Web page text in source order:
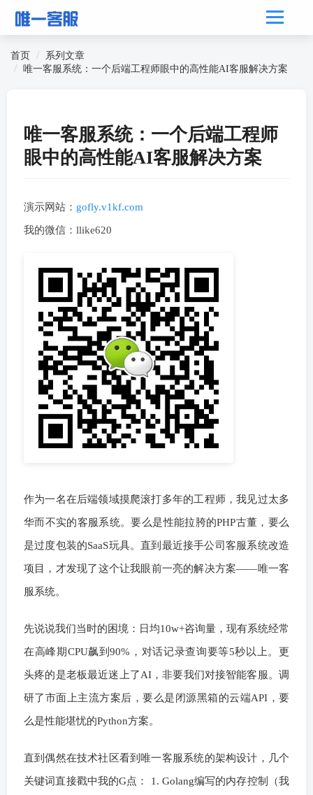
首页
系列文章
唯一客服系统：一个后端工程师眼中的高性能AI客服解决方案
唯一客服系统：一个后端工程师
眼中的高性能AI客服解决方案
演示网站： gofly.v1kf.com
我的微信：llike620
作为一名在后端领域摸爬滚打多年的工程师，我见过太多
华而不实的客服系统。要么是性能拉胯的PHP古董，要么
是过度包装的SaaS玩具。直到最近接手公司客服系统改造
项目，才发现了这个让我眼前一亮的解决方案——唯一客
服系统。
先说说我们当时的困境：日均10w+咨询量，现有系统经常
在高峰期CPU飙到90%，对话记录查询要等5秒以上。更
头疼的是老板最近迷上了AI，非要我们对接智能客服。调
研了市面上主流方案后，要么是闭源黑箱的云端API，要
么是性能堪忧的Python方案。
直到偶然在技术社区看到唯一客服系统的架构设计，几个
关键词直接戳中我的G点： 1. Golang编写的内存控制（我